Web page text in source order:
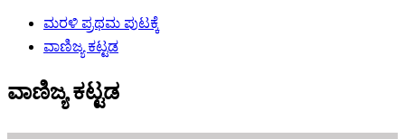
ಮರಳಿ ಪ್ರಥಮ ಪುಟಕ್ಕೆ
ವಾಣಿಜ್ಯ ಕಟ್ಟಡ
ವಾಣಿಜ್ಯ ಕಟ್ಟಡ